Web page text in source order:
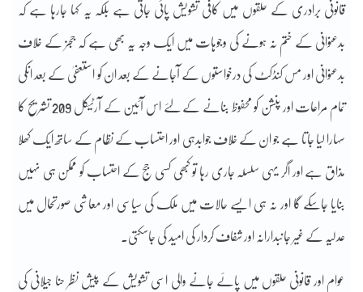
قانونی برادری کے حلقوں میں کافی تشویش پائی جاتی ہے بلکہ یہ کہا جارہا ہے کہ
بدعنوانی کے ختم نہ ہونے کی وجوہات میں ایک وجہ یہ بھی ہے کہ ججز کے خلاف
بدعنوانی اور مس کنڈکٹ کی درخواستوں کے آجانے کے بعد ان کو استعفیٰ کے بعد انکی
تمام مراعات اور پنشن کو محفوظ بنانے کے لئے اس آئین کے آرٹیکل 209 تشریح کا
سہارا لیا جاتا ہے جو ان کے خلاف جوابدہی اور احتساب کے نظام کے ساتھ ایک کھلا
مذاق ہے اور اگر یہی سلسلہ جاری رہا تو کبھی کسی جج کے احتساب کو ممکن ہی نہیں
بنایا جاسکے گا اور نہ ہی ایسے حالات میں ملک کی سیاسی اور معاشی صورتحال میں
عدلیہ کے غیر جانبدارانہ اور شفاف کردار کی امید کی جاسکتی۔
عوام اور قانونی حلقوں میں پائے جانے والی اسی تشویش کے پیش نظر حنا جیلانی کی